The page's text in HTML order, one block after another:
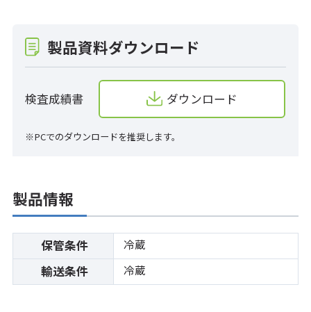
製品資料ダウンロード
検査成績書 ダウンロード
※PCでのダウンロードを推奨します。
製品情報
保管条件 冷蔵
輸送条件 冷蔵